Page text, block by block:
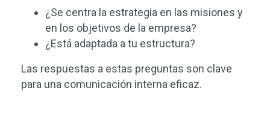
¿Se centra la estrategia en las misiones y
en los objetivos de la empresa?
¿Está adaptada a tu estructura?
Las respuestas a estas preguntas son clave
para una comunicación interna eficaz.